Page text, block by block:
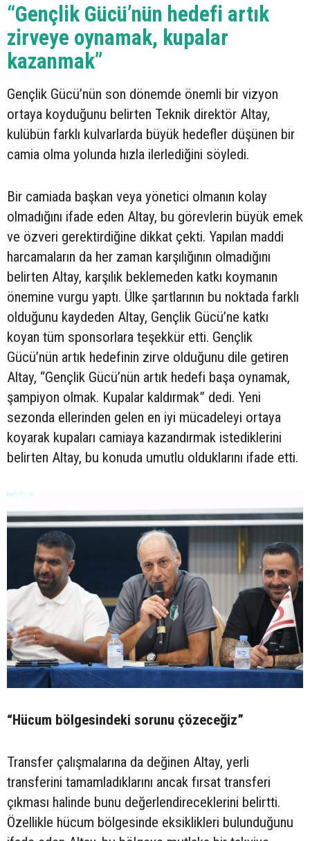
“Gençlik Gücü’nün hedefi artık
zirveye oynamak, kupalar
kazanmak”
Gençlik Gücü’nün son dönemde önemli bir vizyon
ortaya koyduğunu belirten Teknik direktör Altay,
kulübün farklı kulvarlarda büyük hedefler düşünen bir
camia olma yolunda hızla ilerlediğini söyledi.
Bir camiada başkan veya yönetici olmanın kolay
olmadığını ifade eden Altay, bu görevlerin büyük emek
ve özveri gerektirdiğine dikkat çekti. Yapılan maddi
harcamaların da her zaman karşılığının olmadığını
belirten Altay, karşılık beklemeden katkı koymanın
önemine vurgu yaptı. Ülke şartlarının bu noktada farklı
olduğunu kaydeden Altay, Gençlik Gücü’ne katkı
koyan tüm sponsorlara teşekkür etti. Gençlik
Gücü’nün artık hedefinin zirve olduğunu dile getiren
Altay, “Gençlik Gücü’nün artık hedefi başa oynamak,
şampiyon olmak. Kupalar kaldırmak” dedi. Yeni
sezonda ellerinden gelen en iyi mücadeleyi ortaya
koyarak kupaları camiaya kazandırmak istediklerini
belirten Altay, bu konuda umutlu olduklarını ifade etti.
“Hücum bölgesindeki sorunu çözeceğiz”
Transfer çalışmalarına da değinen Altay, yerli
transferini tamamladıklarını ancak fırsat transferi
çıkması halinde bunu değerlendireceklerini belirtti.
Özellikle hücum bölgesinde eksiklikleri bulunduğunu